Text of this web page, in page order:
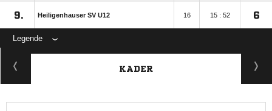
9. Heiligenhauser SV U12 16 15 : 52 6
Legende
KADER